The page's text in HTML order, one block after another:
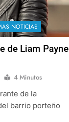
NOTICIAS
de Liam Payne
4 Minutos
de la
barrio porteño